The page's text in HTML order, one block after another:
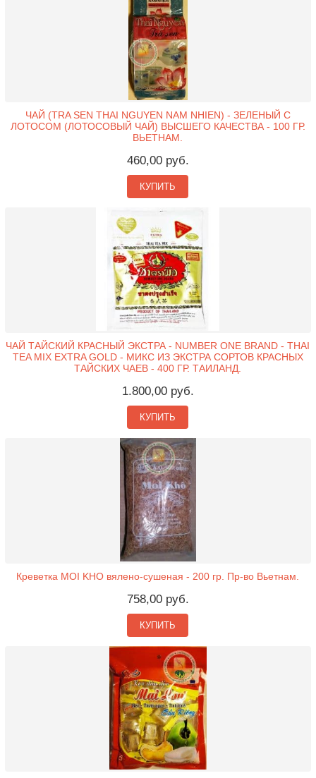
ЧАЙ (TRA SEN THAI NGUYEN NAM NHIEN) - ЗЕЛЕНЫЙ С
ЛОТОСОМ (ЛОТОСОВЫЙ ЧАЙ) ВЫСШЕГО КАЧЕСТВА - 100 ГР.
ВЬЕТНАМ.
460,00 руб.
КУПИТЬ
ЧАЙ ТАЙСКИЙ КРАСНЫЙ ЭКСТРА - NUMBER ONE BRAND - THAI
TEA MIX EXTRA GOLD - МИКС ИЗ ЭКСТРА СОРТОВ КРАСНЫХ
ТАЙСКИХ ЧАЕВ - 400 ГР. ТАИЛАНД.
1.800,00 руб.
КУПИТЬ
Креветка MOI KHO вялено-сушеная - 200 гр. Пр-во Вьетнам.
758,00 руб.
КУПИТЬ